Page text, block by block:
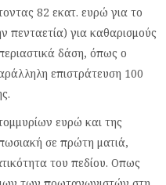
82 εκατ. ευρώ για το
πενταετία) για καθαρισμούς
δάση, όπως ο
επιστράτευση 100
ευρώ και της
σε πρώτη ματιά,
του πεδίου. Οπως